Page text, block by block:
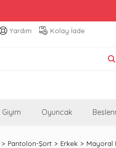
Yardım Kolay İade
Giyim Oyuncak
Pantolon-Şort Erkek Mayoral